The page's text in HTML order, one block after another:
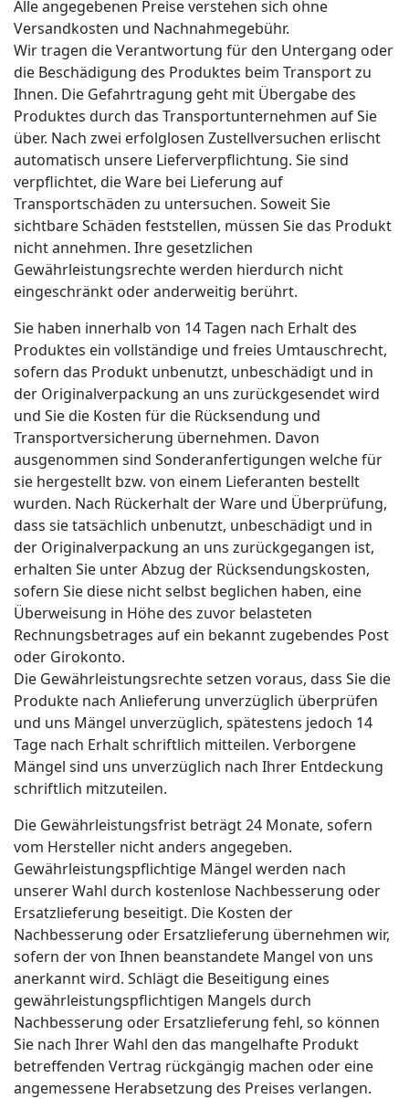
Alle angegebenen Preise verstehen sich ohne
Versandkosten und Nachnahmegebühr.
Wir tragen die Verantwortung für den Untergang oder
die Beschädigung des Produktes beim Transport zu
Ihnen. Die Gefahrtragung geht mit Übergabe des
Produktes durch das Transportunternehmen auf Sie
über. Nach zwei erfolglosen Zustellversuchen erlischt
automatisch unsere Lieferverpflichtung. Sie sind
verpflichtet, die Ware bei Lieferung auf
Transportschäden zu untersuchen. Soweit Sie
sichtbare Schäden feststellen, müssen Sie das Produkt
nicht annehmen. Ihre gesetzlichen
Gewährleistungsrechte werden hierdurch nicht
eingeschränkt oder anderweitig berührt.
Sie haben innerhalb von 14 Tagen nach Erhalt des
Produktes ein vollständige und freies Umtauschrecht,
sofern das Produkt unbenutzt, unbeschädigt und in
der Originalverpackung an uns zurückgesendet wird
und Sie die Kosten für die Rücksendung und
Transportversicherung übernehmen. Davon
ausgenommen sind Sonderanfertigungen welche für
sie hergestellt bzw. von einem Lieferanten bestellt
wurden. Nach Rückerhalt der Ware und Überprüfung,
dass sie tatsächlich unbenutzt, unbeschädigt und in
der Originalverpackung an uns zurückgegangen ist,
erhalten Sie unter Abzug der Rücksendungskosten,
sofern Sie diese nicht selbst beglichen haben, eine
Überweisung in Höhe des zuvor belasteten
Rechnungsbetrages auf ein bekannt zugebendes Post
oder Girokonto.
Die Gewährleistungsrechte setzen voraus, dass Sie die
Produkte nach Anlieferung unverzüglich überprüfen
und uns Mängel unverzüglich, spätestens jedoch 14
Tage nach Erhalt schriftlich mitteilen. Verborgene
Mängel sind uns unverzüglich nach Ihrer Entdeckung
schriftlich mitzuteilen.
Die Gewährleistungsfrist beträgt 24 Monate, sofern
vom Hersteller nicht anders angegeben.
Gewährleistungspflichtige Mängel werden nach
unserer Wahl durch kostenlose Nachbesserung oder
Ersatzlieferung beseitigt. Die Kosten der
Nachbesserung oder Ersatzlieferung übernehmen wir,
sofern der von Ihnen beanstandete Mangel von uns
anerkannt wird. Schlägt die Beseitigung eines
gewährleistungspflichtigen Mangels durch
Nachbesserung oder Ersatzlieferung fehl, so können
Sie nach Ihrer Wahl den das mangelhafte Produkt
betreffenden Vertrag rückgängig machen oder eine
angemessene Herabsetzung des Preises verlangen.